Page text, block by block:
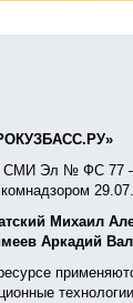
СМИ Эл № ФС 77
Михаил
Аркадий